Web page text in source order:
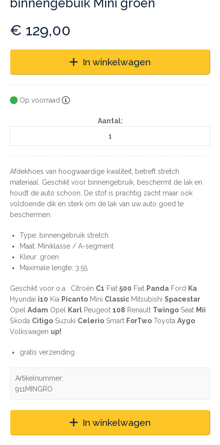
€ 129,00
In winkelwagen
Op voorraad
Aantal:
Afdekhoes van hoogwaardige kwaliteit, betreft stretch
materiaal. Geschikt voor binnengebruik, beschermt de lak en
houdt de auto schoon. De stof is prachtig zacht maar ook
voldoende dik en sterk om de lak van uw auto goed te
beschermen.
Type: binnengebruik stretch
Maat: Miniklasse / A-segment
Kleur: groen
Maximale lengte: 3.55
Geschikt voor o.a: Citroën C1 Fiat 500 Fiat Panda Ford Ka
Hyundai i10 Kia Picanto Mini Classic Mitsubishi Spacestar
Opel Adam Opel Karl Peugeot 108 Renault Twingo Seat Mii
Škoda Citigo Suzuki Celerio Smart ForTwo Toyota Aygo
Volkswagen up!
gratis verzending
Artikelnummer:
911MINGRO
In winkelwagen